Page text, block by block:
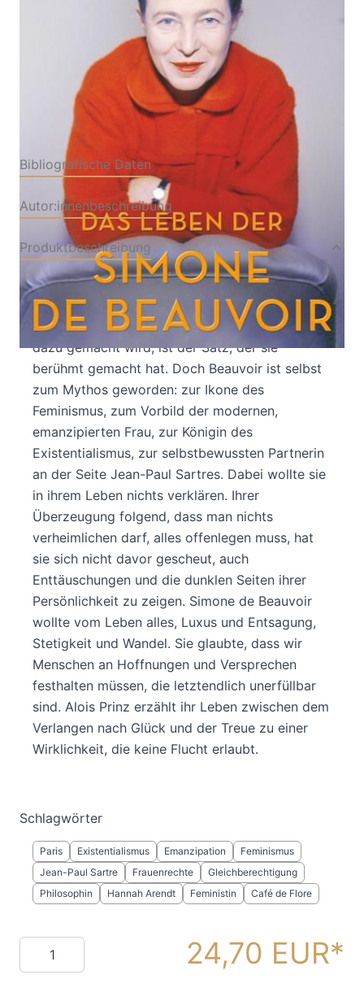
10.10.2021
303 Seiten
gebunden mit
Schutzumschlag
ISBN: 978-3-458-
17941-2
Leseprobe_Das_Leben_der_Simone_de_Beauvoir
Bibliografische Daten
Autor:innenbeschreibung
Produktbeschreibung
Simone de Beauvoir kämpfte ihr Leben lang
gegen Mythen, Vorurteile, Gewohnheiten. Dass
man nicht als Frau zur Welt kommt, sondern
dazu gemacht wird, ist der Satz, der sie
berühmt gemacht hat. Doch Beauvoir ist selbst
zum Mythos geworden: zur Ikone des
Feminismus, zum Vorbild der modernen,
emanzipierten Frau, zur Königin des
Existentialismus, zur selbstbewussten Partnerin
an der Seite Jean-Paul Sartres. Dabei wollte sie
in ihrem Leben nichts verklären. Ihrer
Überzeugung folgend, dass man nichts
verheimlichen darf, alles offenlegen muss, hat
sie sich nicht davor gescheut, auch
Enttäuschungen und die dunklen Seiten ihrer
Persönlichkeit zu zeigen. Simone de Beauvoir
wollte vom Leben alles, Luxus und Entsagung,
Stetigkeit und Wandel. Sie glaubte, dass wir
Menschen an Hoffnungen und Versprechen
festhalten müssen, die letztendlich unerfüllbar
sind. Alois Prinz erzählt ihr Leben zwischen dem
Verlangen nach Glück und der Treue zu einer
Wirklichkeit, die keine Flucht erlaubt.
Schlagwörter
Paris Existentialismus Emanzipation
Feminismus
Jean-Paul Sartre
Frauenrechte
Gleichberechtigung
Philosophin
Hannah Arendt Feministin Café de Flore
Menge 24,70 EUR